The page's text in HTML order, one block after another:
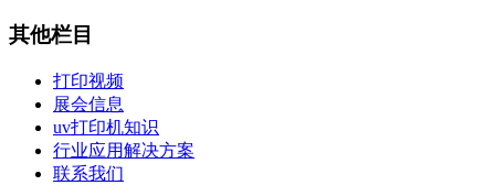
其他栏目
打印视频
展会信息
uv打印机知识
行业应用解决方案
联系我们